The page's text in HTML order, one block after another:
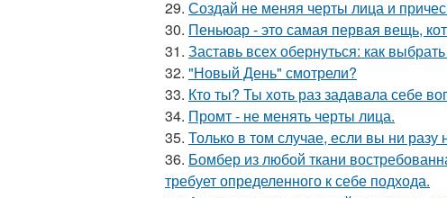
29. Создай не меняя черты лица и
30. Пеньюар - это самая первая вещь,
31. Заставь всех обернуться: как
32. "Новый День" смотрели?
33. Кто ты? Ты хоть раз задавала себе
34. Промт - не менять черты лица.
35. Только в том случае, если вы ни
36. Бомбер из любой ткани
требует определенного к себе подхода.